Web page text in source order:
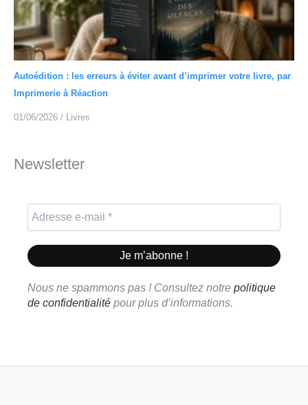
Autoédition : les erreurs à éviter avant d’imprimer votre livre, par
Imprimerie à Réaction
01/06/2026 / Livres
Newsletter
Nous ne spammons pas ! Consultez notre politique
de confidentialité pour plus d’informations.